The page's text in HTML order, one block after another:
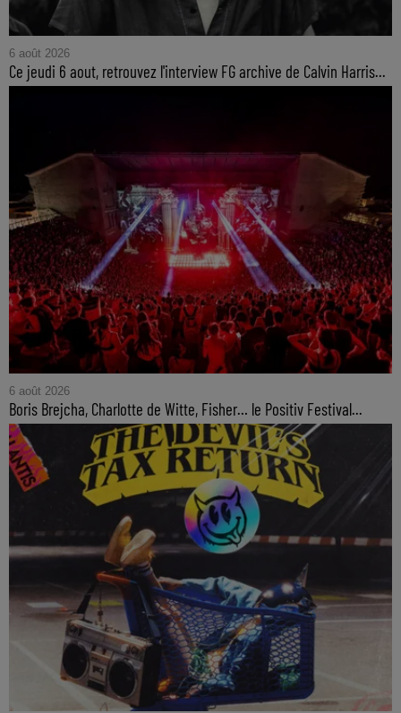
6 août 2026
Ce jeudi 6 aout, retrouvez l'interview FG archive de Calvin Harris...
6 août 2026
Boris Brejcha, Charlotte de Witte, Fisher… le Positiv Festival...